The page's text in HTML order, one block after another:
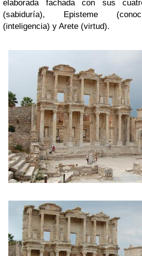
elaborada fachada con sus
(sabiduría), Episteme
(inteligencia) y Arete (virtud).